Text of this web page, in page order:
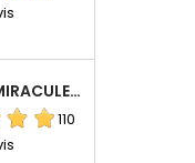
MÉDAILLE MIRACULEUSE DE VIERGE DE LA RUE DU BAC
110